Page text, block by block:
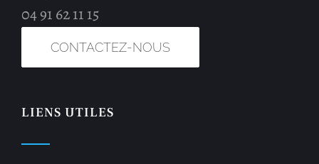
04 91 62 11 15
CONTACTEZ-NOUS
LIENS UTILES